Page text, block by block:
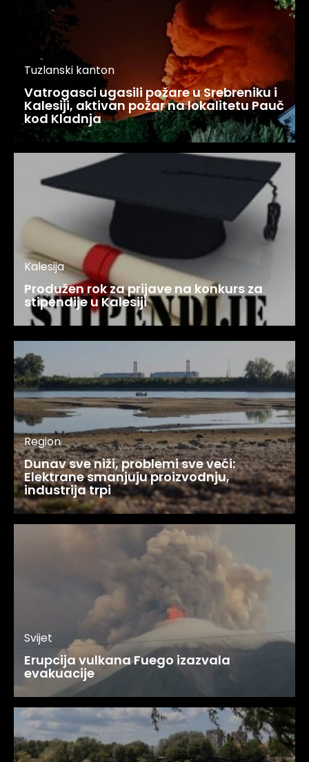
Tuzlanski kanton
Vatrogasci ugasili požare u Srebreniku i
Kalesiji, aktivan požar na lokalitetu Pauč
kod Kladnja
Kalesija
Produžen rok za prijave na konkurs za
stipendije u Kalesiji
Region
Dunav sve niži, problemi sve veći:
Elektrane smanjuju proizvodnju,
industrija trpi
Svijet
Erupcija vulkana Fuego izazvala
evakuacije